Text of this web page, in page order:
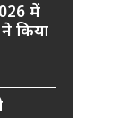
में
किया